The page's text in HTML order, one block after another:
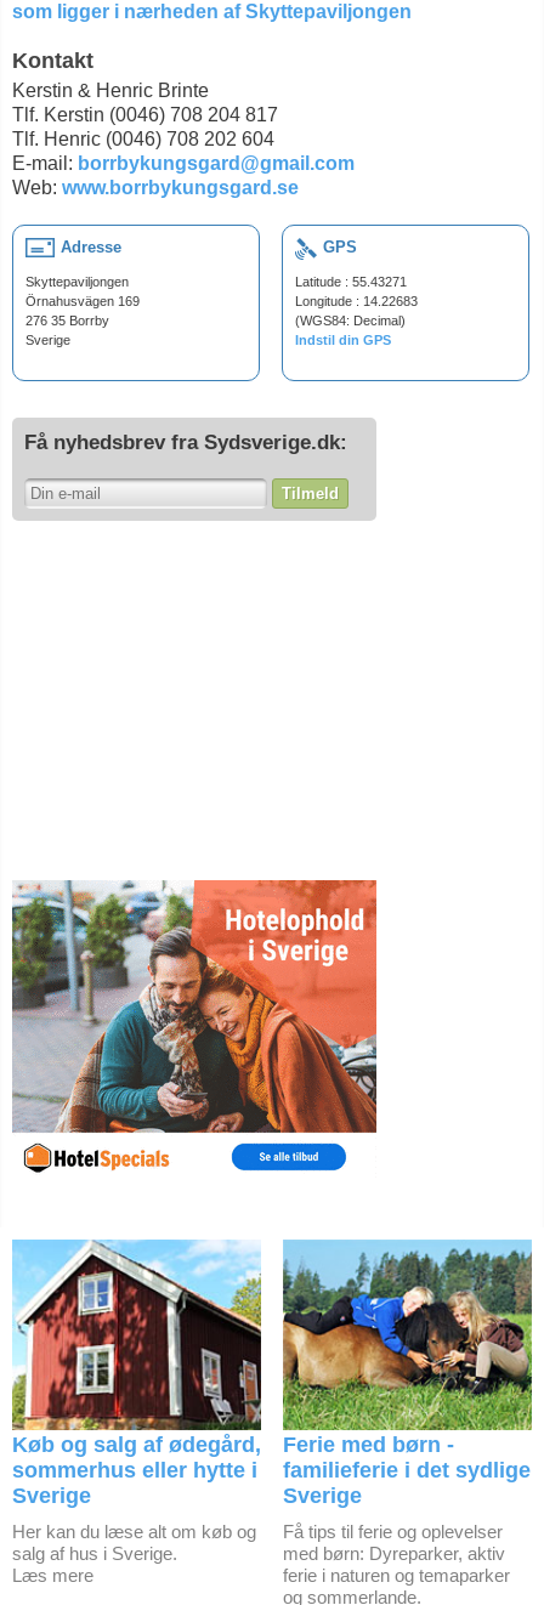
som ligger i nærheden af Skyttepaviljongen
Kontakt
Kerstin & Henric Brinte
Tlf. Kerstin (0046) 708 204 817
Tlf. Henric (0046) 708 202 604
E-mail: borrbykungsgard@gmail.com
Web: www.borrbykungsgard.se
Adresse
Skyttepaviljongen
Örnahusvägen 169
276 35 Borrby
Sverige
GPS
Latitude : 55.43271
Longitude : 14.22683
(WGS84: Decimal)
Indstil din GPS
Få nyhedsbrev fra Sydsverige.dk:
Tilmeld
Køb og salg af ødegård,
sommerhus eller hytte i
Sverige
Her kan du læse alt om køb og
salg af hus i Sverige.
Læs mere
Ferie med børn -
familieferie i det sydlige
Sverige
Få tips til ferie og oplevelser
med børn: Dyreparker, aktiv
ferie i naturen og temaparker
og sommerlande.